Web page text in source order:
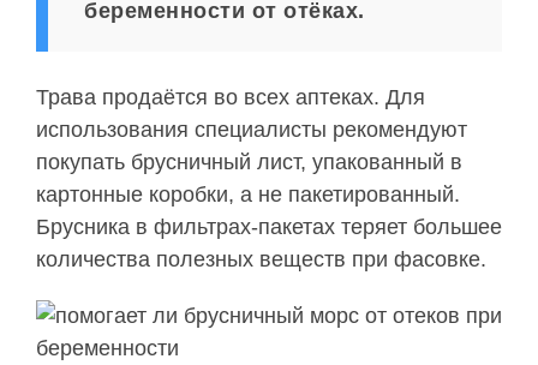
беременности от отёках.
Трава продаётся во всех аптеках. Для
использования специалисты рекомендуют
покупать брусничный лист, упакованный в
картонные коробки, а не пакетированный.
Брусника в фильтрах-пакетах теряет большее
количества полезных веществ при фасовке.